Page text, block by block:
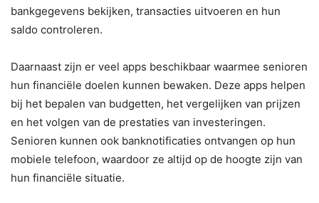
bankgegevens bekijken, transacties uitvoeren en hun
saldo controleren.
Daarnaast zijn er veel apps beschikbaar waarmee senioren
hun financiële doelen kunnen bewaken. Deze apps helpen
bij het bepalen van budgetten, het vergelijken van prijzen
en het volgen van de prestaties van investeringen.
Senioren kunnen ook banknotificaties ontvangen op hun
mobiele telefoon, waardoor ze altijd op de hoogte zijn van
hun financiële situatie.